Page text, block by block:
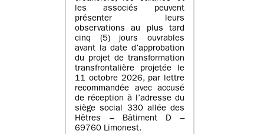
les associés peuvent
présenter leurs
observations au plus tard
cinq (5) jours ouvrables
avant la date d’approbation
du projet de transformation
transfrontalière projetée le
11 octobre 2026, par lettre
recommandée avec accusé
de réception à l’adresse du
siège social 330 allée des
Hêtres – Bâtiment D –
69760 Limonest.